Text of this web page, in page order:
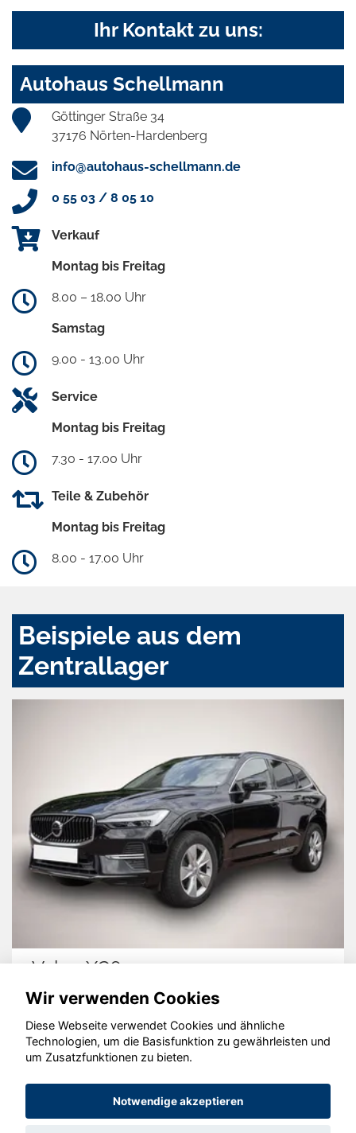
Ihr Kontakt zu uns:
Autohaus Schellmann
Göttinger Straße 34
37176 Nörten-Hardenberg
info@autohaus-schellmann.de
0 55 03 / 8 05 10
Verkauf
Montag bis Freitag
8.00 – 18.00 Uhr
Samstag
9.00 - 13.00 Uhr
Service
Montag bis Freitag
7.30 - 17.00 Uhr
Teile & Zubehör
Montag bis Freitag
8.00 - 17.00 Uhr
Beispiele aus dem
Zentrallager
Volvo XC60
© konjunkturmotor.de GmbH 2020 - 2026
Wir verwenden Cookies
Diese Webseite verwendet Cookies und ähnliche
Technologien, um die Basisfunktion zu gewährleisten und
um Zusatzfunktionen zu bieten.
Notwendige akzeptieren